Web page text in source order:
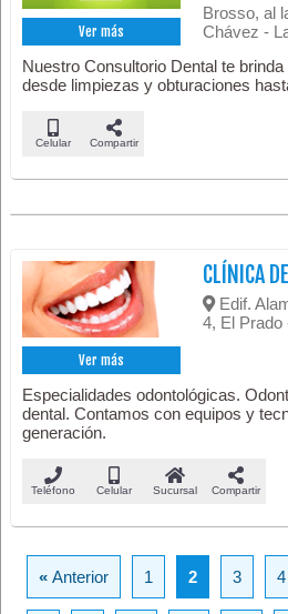
Ver más
Brosso, al
Chávez -
Nuestro Consultorio Dental te
desde limpiezas y obturaciones
Celular Compartir
Ver más
CLÍNICA
Edif.
4, El Prado
Especialidades odontológicas.
dental. Contamos con equipos y
generación.
Teléfono Celular Sucursal Compartir
«Anterior 1 2 3 4